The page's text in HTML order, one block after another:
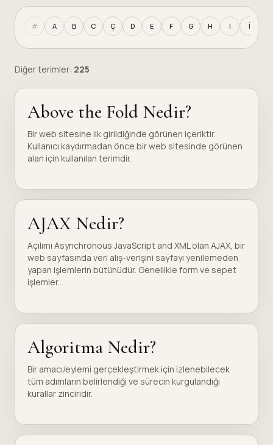
# A B C Ç D E F G H I İ
Diğer terimler: 225
Above the Fold Nedir?
Bir web sitesine ilk girildiğinde görünen içeriktir.
Kullanıcı kaydırmadan önce bir web sitesinde görünen
alan için kullanılan terimdir.
AJAX Nedir?
Açılımı Asynchronous JavaScript and XML olan AJAX, bir
web sayfasında veri alış-verişini sayfayı yenilemeden
yapan işlemlerin bütünüdür. Genellikle form ve sepet
işlemler...
Algoritma Nedir?
Bir amacı/eylemi gerçekleştirmek için izlenebilecek
tüm adımların belirlendiği ve sürecin kurgulandığı
kurallar zinciridir.